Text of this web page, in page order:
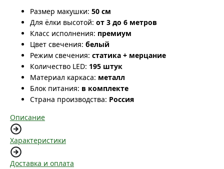
Размер макушки: 50 см
Для ёлки высотой: от 3 до 6 метров
Класс исполнения: премиум
Цвет свечения: белый
Режим свечения: статика + мерцание
Количество LED: 195 штук
Материал каркаса: металл
Блок питания: в комплекте
Страна производства: Россия
Описание
Характеристики
Доставка и оплата